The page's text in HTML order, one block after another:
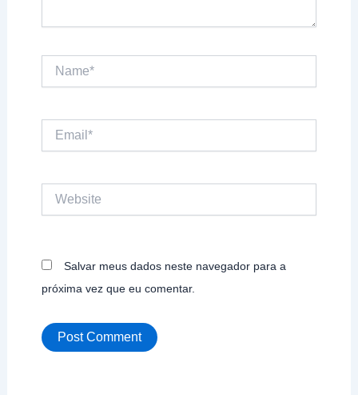
Name*
Email*
Salvar meus dados neste navegador para a
próxima vez que eu comentar.